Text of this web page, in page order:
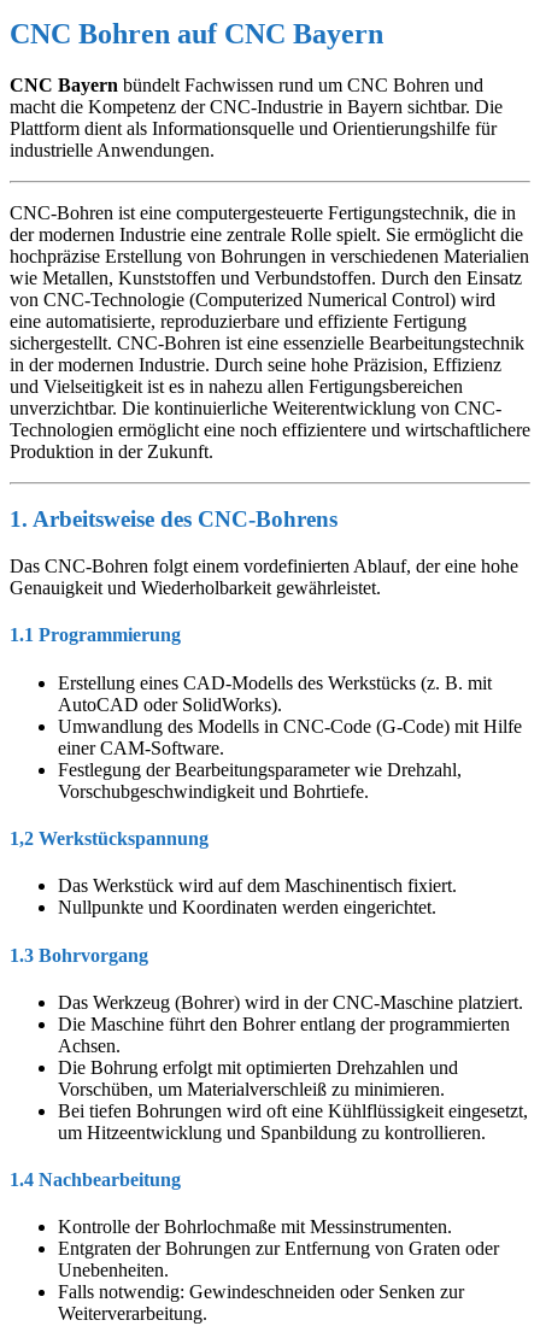
CNC Bohren auf CNC Bayern
CNC Bayern bündelt Fachwissen rund um CNC Bohren und
macht die Kompetenz der CNC-Industrie in Bayern sichtbar. Die
Plattform dient als Informationsquelle und Orientierungshilfe für
industrielle Anwendungen.
CNC-Bohren ist eine computergesteuerte Fertigungstechnik, die in
der modernen Industrie eine zentrale Rolle spielt. Sie ermöglicht die
hochpräzise Erstellung von Bohrungen in verschiedenen Materialien
wie Metallen, Kunststoffen und Verbundstoffen. Durch den Einsatz
von CNC-Technologie (Computerized Numerical Control) wird
eine automatisierte, reproduzierbare und effiziente Fertigung
sichergestellt. CNC-Bohren ist eine essenzielle Bearbeitungstechnik
in der modernen Industrie. Durch seine hohe Präzision, Effizienz
und Vielseitigkeit ist es in nahezu allen Fertigungsbereichen
unverzichtbar. Die kontinuierliche Weiterentwicklung von CNC-
Technologien ermöglicht eine noch effizientere und wirtschaftlichere
Produktion in der Zukunft.
1. Arbeitsweise des CNC-Bohrens
Das CNC-Bohren folgt einem vordefinierten Ablauf, der eine hohe
Genauigkeit und Wiederholbarkeit gewährleistet.
1.1 Programmierung
Erstellung eines CAD-Modells des Werkstücks (z. B. mit
AutoCAD oder SolidWorks).
Umwandlung des Modells in CNC-Code (G-Code) mit Hilfe
einer CAM-Software.
Festlegung der Bearbeitungsparameter wie Drehzahl,
Vorschubgeschwindigkeit und Bohrtiefe.
1,2 Werkstückspannung
Das Werkstück wird auf dem Maschinentisch fixiert.
Nullpunkte und Koordinaten werden eingerichtet.
1.3 Bohrvorgang
Das Werkzeug (Bohrer) wird in der CNC-Maschine platziert.
Die Maschine führt den Bohrer entlang der programmierten
Achsen.
Die Bohrung erfolgt mit optimierten Drehzahlen und
Vorschüben, um Materialverschleiß zu minimieren.
Bei tiefen Bohrungen wird oft eine Kühlflüssigkeit eingesetzt,
um Hitzeentwicklung und Spanbildung zu kontrollieren.
1.4 Nachbearbeitung
Kontrolle der Bohrlochmaße mit Messinstrumenten.
Entgraten der Bohrungen zur Entfernung von Graten oder
Unebenheiten.
Falls notwendig: Gewindeschneiden oder Senken zur
Weiterverarbeitung.